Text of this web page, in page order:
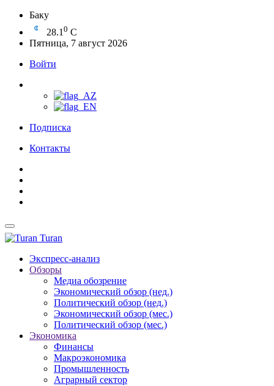
Баку
28.1 0 C
Пятница, 7 август 2026
Войти
Подписка
Контакты
Turan
Экспресс-анализ
Обзоры
Медиа обозрение
Экономический обзор (нед.)
Политический обзор (нед.)
Экономический обзор (мес.)
Политический обзор (мес.)
Экономика
Финансы
Макроэкономика
Промышленность
Аграрный сектор